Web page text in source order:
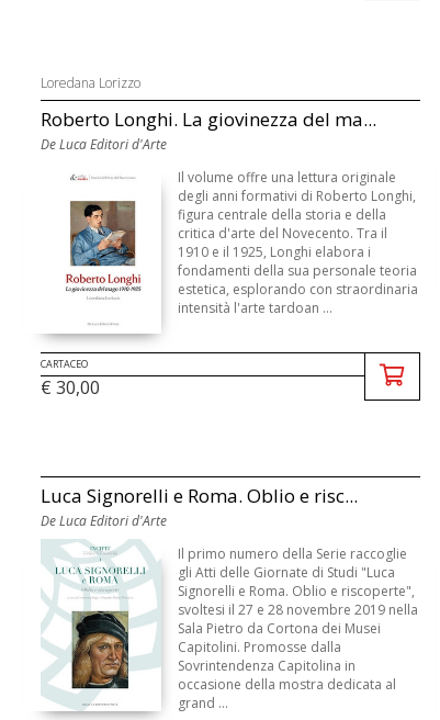
Loredana Lorizzo
Roberto Longhi. La giovinezza del ma...
De Luca Editori d'Arte
Il volume offre una lettura originale
degli anni formativi di Roberto Longhi,
figura centrale della storia e della
critica d'arte del Novecento. Tra il
1910 e il 1925, Longhi elabora i
fondamenti della sua personale teoria
estetica, esplorando con straordinaria
intensità l'arte tardoan ...
CARTACEO
€ 30,00
Luca Signorelli e Roma. Oblio e risc...
De Luca Editori d'Arte
Il primo numero della Serie raccoglie
gli Atti delle Giornate di Studi "Luca
Signorelli e Roma. Oblio e riscoperte",
svoltesi il 27 e 28 novembre 2019 nella
Sala Pietro da Cortona dei Musei
Capitolini. Promosse dalla
Sovrintendenza Capitolina in
occasione della mostra dedicata al
grand ...